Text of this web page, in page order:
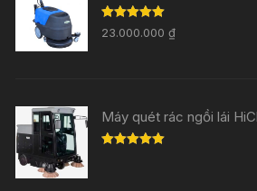
Rated5.00
out of 5
23.000.000₫
Máy quét rác ngồi lái